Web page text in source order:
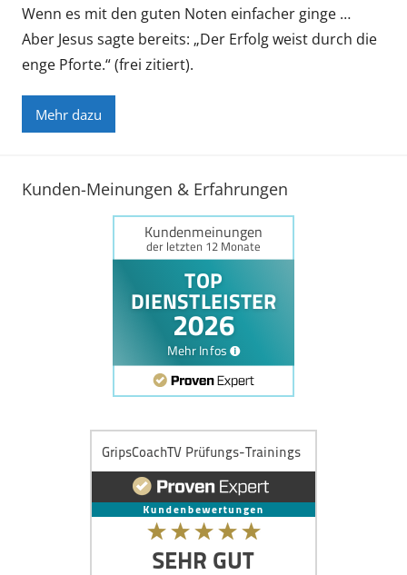
Wenn es mit den guten Noten einfacher ginge …
Aber Jesus sagte bereits: „Der Erfolg weist durch die
enge Pforte.“ (frei zitiert).
Mehr dazu
Kunden-Meinungen & Erfahrungen